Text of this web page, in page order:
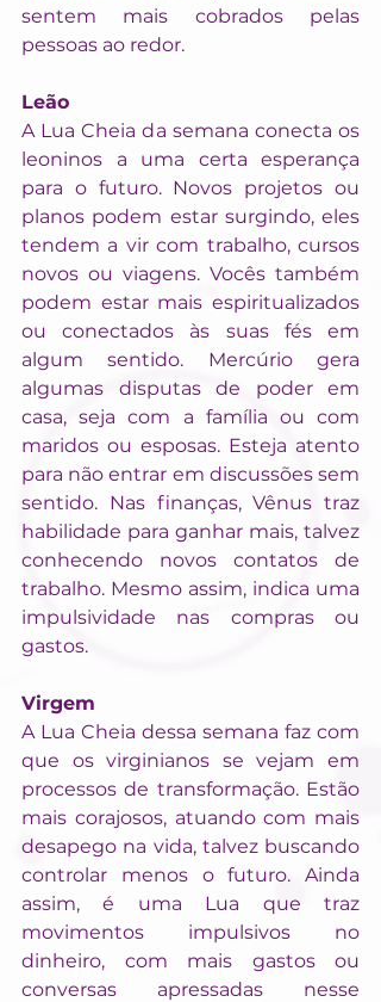
sentem mais cobrados pelas
pessoas ao redor.
Leão
A Lua Cheia da semana conecta os
leoninos a uma certa esperança
para o futuro. Novos projetos ou
planos podem estar surgindo, eles
tendem a vir com trabalho, cursos
novos ou viagens. Vocês também
podem estar mais espiritualizados
ou conectados às suas fés em
algum sentido. Mercúrio gera
algumas disputas de poder em
casa, seja com a família ou com
maridos ou esposas. Esteja atento
para não entrar em discussões sem
sentido. Nas finanças, Vênus traz
habilidade para ganhar mais, talvez
conhecendo novos contatos de
trabalho. Mesmo assim, indica uma
impulsividade nas compras ou
gastos.
Virgem
A Lua Cheia dessa semana faz com
que os virginianos se vejam em
processos de transformação. Estão
mais corajosos, atuando com mais
desapego na vida, talvez buscando
controlar menos o futuro. Ainda
assim, é uma Lua que traz
movimentos impulsivos no
dinheiro, com mais gastos ou
conversas apressadas nesse